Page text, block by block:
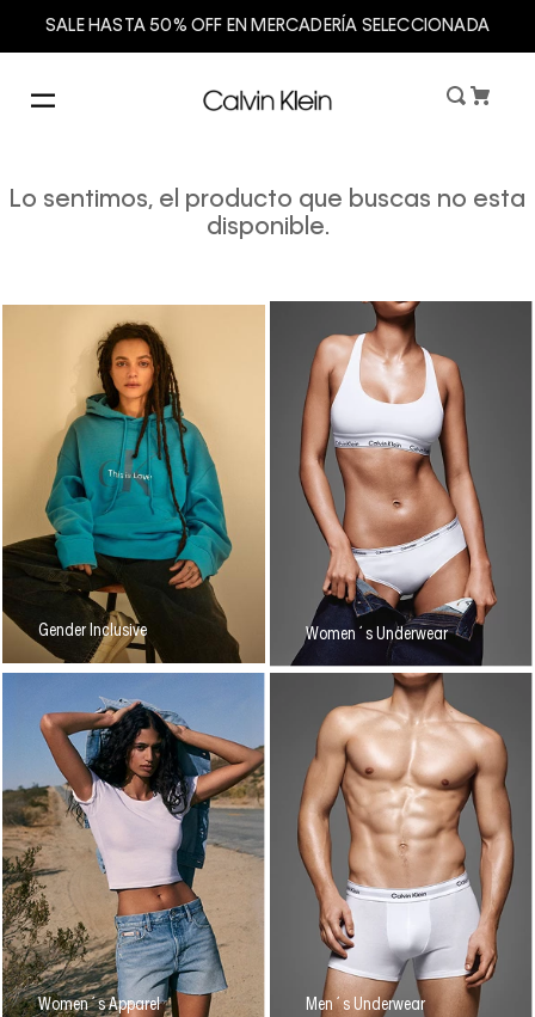
SALE HASTA 50% OFF EN MERCADERÍA SELECCIONADA
Lo sentimos, el producto que buscas no esta
disponible.
Gender Inclusive Women´s Underwear
Women´s Apparel Men´s Underwear